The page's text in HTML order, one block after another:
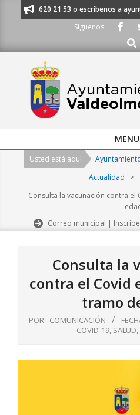
al 91 620 21 53 o escríbenos a
Síguenos
Navigation
MENU
Usted está aquí
Actualidad
>
Consulta la vacunación contra
Correo municipal |
Consulta la
contra el Covid
tramo
POR: COMUNICACIÓN
COVID-19, SALUD,